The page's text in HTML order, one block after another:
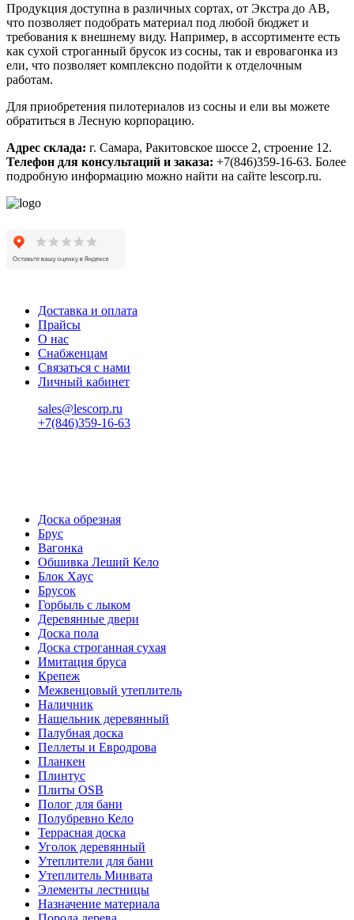
Продукция доступна в различных сортах, от Экстра до АВ,
что позволяет подобрать материал под любой бюджет и
требования к внешнему виду. Например, в ассортименте есть
как сухой строганный брусок из сосны, так и евровагонка из
ели, что позволяет комплексно подойти к отделочным
работам.
Для приобретения пилотериалов из сосны и ели вы можете
обратиться в Лесную корпорацию.
Адрес склада: г. Самара, Ракитовское шоссе 2, строение 12.
Телефон для консультаций и заказа: +7(846)359-16-63. Более
подробную информацию можно найти на сайте lescorp.ru.
Доставка и оплата
Прайсы
О нас
Снабженцам
Связаться с нами
Личный кабинет
sales@lescorp.ru
+7(846)359-16-63
Доска обрезная
Брус
Вагонка
Обшивка Леший Кело
Блок Хаус
Брусок
Горбыль с лыком
Деревянные двери
Доска пола
Доска строганная сухая
Имитация бруса
Крепеж
Межвенцовый утеплитель
Наличник
Нащельник деревянный
Палубная доска
Пеллеты и Евродрова
Планкен
Плинтус
Плиты OSB
Полог для бани
Полубревно Кело
Террасная доска
Уголок деревянный
Утеплители для бани
Утеплитель Минвата
Элементы лестницы
Назначение материала